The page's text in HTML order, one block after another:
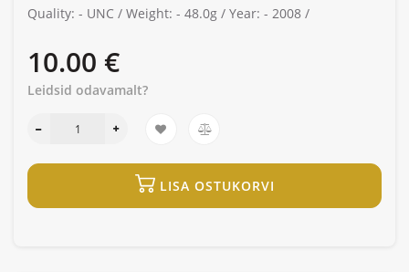
Quality: - UNC / Weight: - 48.0g / Year: - 2008 /
10.00 €
Leidsid odavamalt?
LISA OSTUKORVI